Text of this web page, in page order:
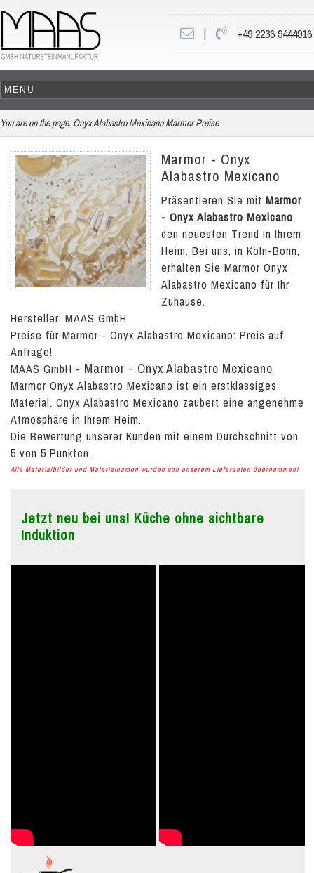
| +49 2236 9444916
You are on the page: Onyx Alabastro Mexicano Marmor Preise
Marmor - Onyx
Alabastro Mexicano
Präsentieren Sie mit Marmor
- Onyx Alabastro Mexicano
den neuesten Trend in Ihrem
Heim. Bei uns, in Köln-Bonn,
erhalten Sie Marmor Onyx
Alabastro Mexicano für Ihr
Zuhause.
Hersteller: MAAS GmbH
Preise für Marmor - Onyx Alabastro Mexicano: Preis auf
Anfrage!
MAAS GmbH - Marmor - Onyx Alabastro Mexicano
Marmor Onyx Alabastro Mexicano ist ein erstklassiges
Material. Onyx Alabastro Mexicano zaubert eine angenehme
Atmosphäre in Ihrem Heim.
Die Bewertung unserer Kunden mit einem Durchschnitt von
5 von 5 Punkten.
Alle Materialbilder und Materialnamen wurden von unserem Lieferanten übernommen!
Jetzt neu bei uns! Küche ohne sichtbare
Induktion